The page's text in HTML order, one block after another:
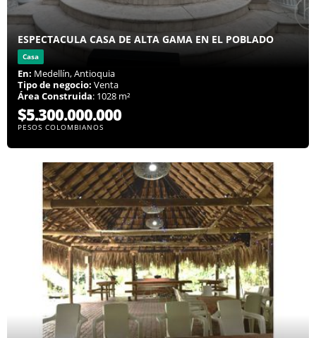
ESPECTACULA CASA DE ALTA GAMA EN EL POBLADO
Casa
En: Medellín, Antioquia
Tipo de negocio: Venta
Área Construida: 1028 m²
$5.300.000.000
PESOS COLOMBIANOS